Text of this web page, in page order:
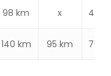
98 km x 46
140 km 95 km 70